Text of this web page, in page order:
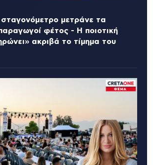
μετράνε τα
φέτος - Η ποιοτική
ακριβά το τίμημα του